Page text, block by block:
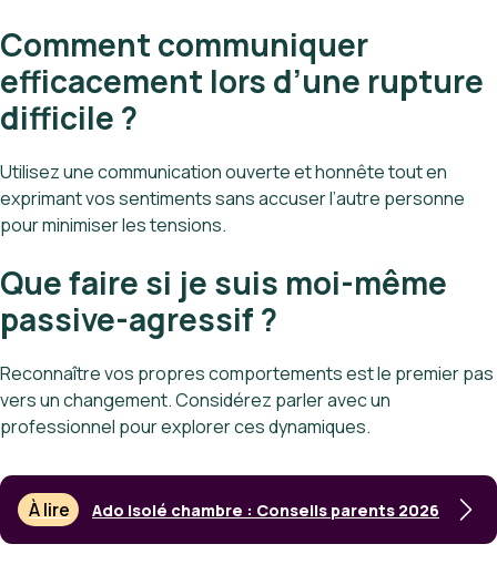
Comment communiquer
efficacement lors d’une rupture
difficile ?
Utilisez une communication ouverte et honnête tout en
exprimant vos sentiments sans accuser l’autre personne
pour minimiser les tensions.
Que faire si je suis moi-même
passive-agressif ?
Reconnaître vos propres comportements est le premier pas
vers un changement. Considérez parler avec un
professionnel pour explorer ces dynamiques.
À lire Ado isolé chambre : Conseils parents 2026